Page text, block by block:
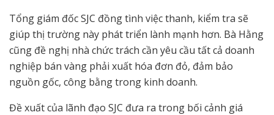
Tổng giám đốc SJC đồng tình việc thanh, kiểm tra sẽ
giúp thị trường này phát triển lành mạnh hơn. Bà Hằng
cũng đề nghị nhà chức trách cần yêu cầu tất cả doanh
nghiệp bán vàng phải xuất hóa đơn đỏ, đảm bảo
nguồn gốc, công bằng trong kinh doanh.
Đề xuất của lãnh đạo SJC đưa ra trong bối cảnh giá